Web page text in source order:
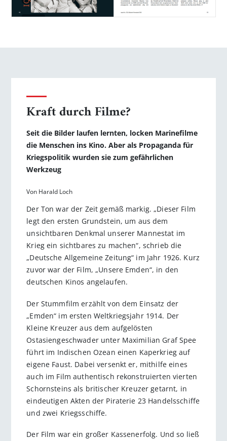
Kraft durch Filme?
Seit die Bilder laufen lernten, locken Marinefilme
die Menschen ins Kino. Aber als Propaganda für
Kriegspolitik wurden sie zum gefährlichen
Werkzeug
Von Harald Loch
Der Ton war der Zeit gemäß markig. „Dieser Film
legt den ersten Grundstein, um aus dem
unsichtbaren Denkmal unserer Mannestat im
Krieg ein sichtbares zu machen“, schrieb die
„Deutsche Allgemeine Zeitung“ im Jahr 1926. Kurz
zuvor war der Film, „Unsere Emden“, in den
deutschen Kinos angelaufen.
Der Stummfilm erzählt von dem Einsatz der
„Emden“ im ersten Weltkriegsjahr 1914. Der
Kleine Kreuzer aus dem aufgelösten
Ostasiengeschwader unter Maximilian Graf Spee
führt im Indischen Ozean einen Kaperkrieg auf
eigene Faust. Dabei versenkt er, mithilfe eines
auch im Film authentisch rekonstruierten vierten
Schornsteins als britischer Kreuzer getarnt, in
eindeutigen Akten der Piraterie 23 Handelsschiffe
und zwei Kriegsschiffe.
Der Film war ein großer Kassenerfolg. Und so ließ